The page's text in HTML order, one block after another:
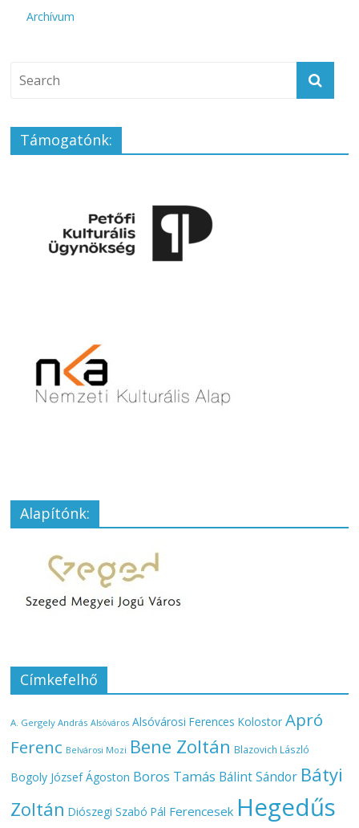
Archívum
Támogatónk:
Alapítónk:
Címkefelhő
A. Gergely András Alsóváros Alsóvárosi Ferences Kolostor Apró
Ferenc Belvárosi Mozi Bene Zoltán Blazovich László
Bogoly József Ágoston Boros Tamás Bálint Sándor Bátyi
Zoltán Diószegi Szabó Pál Ferencesek Hegedűs